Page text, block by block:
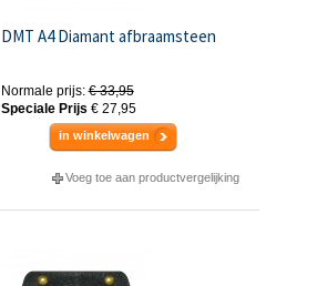
DMT A4 Diamant afbraamsteen
Normale prijs: € 33,95
Speciale Prijs € 27,95
in winkelwagen
Voeg toe aan productvergelijking